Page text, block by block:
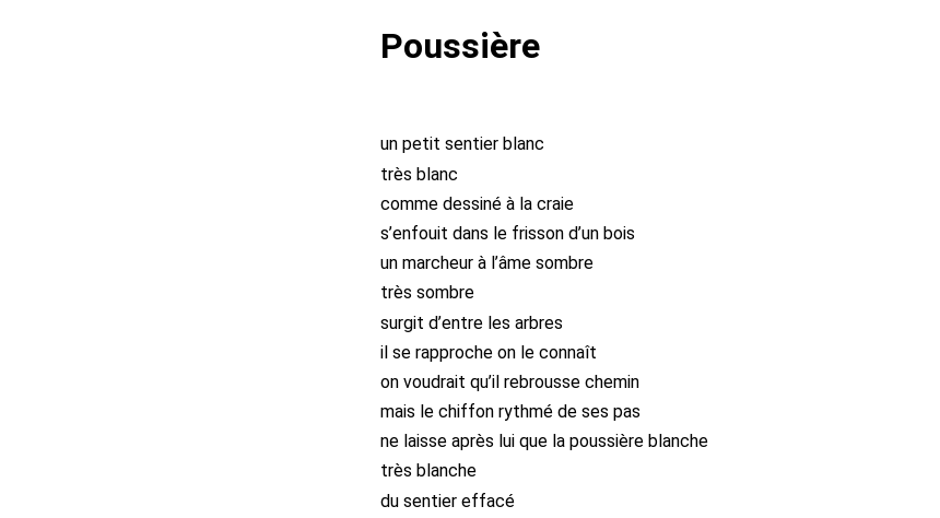
Poussière
un petit sentier blanc
très blanc
comme dessiné à la craie
s’enfouit dans le frisson d’un bois
un marcheur à l’âme sombre
très sombre
surgit d’entre les arbres
il se rapproche on le connaît
on voudrait qu’il rebrousse chemin
mais le chiffon rythmé de ses pas
ne laisse après lui que la poussière blanche
très blanche
du sentier effacé